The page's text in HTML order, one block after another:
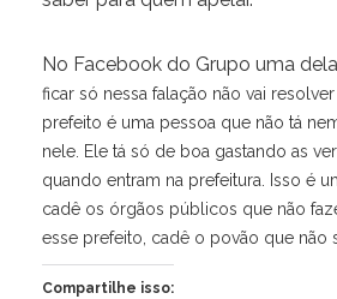
No Facebook do Grupo uma
ficar só nessa falação não vai
prefeito é uma pessoa que não tá
nele. Ele tá só de boa gastando as
quando entram na prefeitura. Isso é
cadê os órgãos públicos que não
esse prefeito, cadê o povão que não
Compartilhe isso: